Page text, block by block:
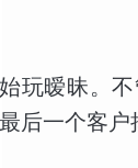
玩暧昧。
后一个客